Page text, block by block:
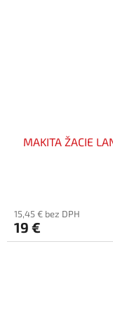
MAKITA ŽACIE
15,45 € bez DPH
19 €